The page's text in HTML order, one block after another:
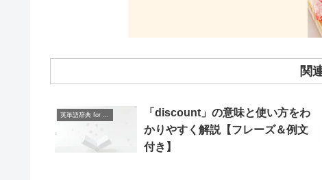
関
「discount」の意味と使い方をわ
かりやすく解説【フレーズ＆例文
付き】